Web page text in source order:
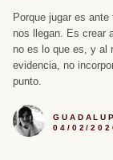
Porque jugar es
nos llegan. Es crear
no es lo que es, y al
evidencia, no
punto.
04/02/